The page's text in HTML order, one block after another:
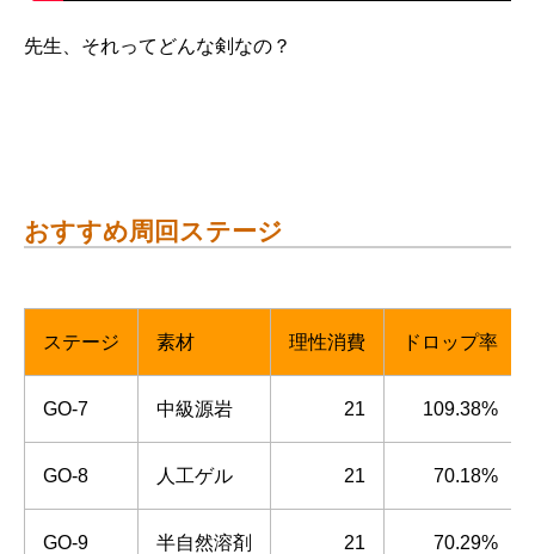
先生、それってどんな剣なの？
おすすめ周回ステージ
ステージ 素材 理性消費 ドロップ率
GO-7 中級源岩 21 109.38%
GO-8 人工ゲル 21 70.18%
GO-9 半自然溶剤 21 70.29%